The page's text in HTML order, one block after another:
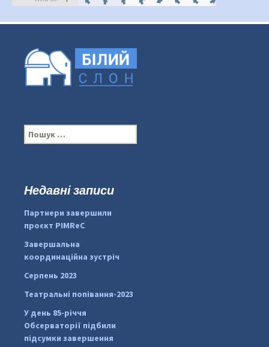
П
о
:Недавні записи
Партнери завершили
проєкт PIMReC
Завершальна
координаційна зустріч
Серпень 2023
Театральні попівання-2023
У день 85-річчя
Обсерваторії підбили
підсумки завершення